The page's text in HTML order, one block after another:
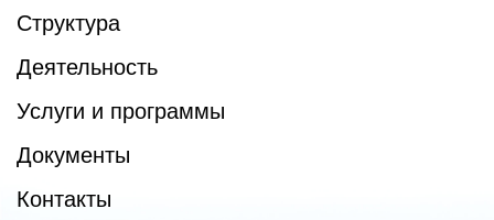
Структура
Деятельность
Услуги и программы
Документы
Контакты